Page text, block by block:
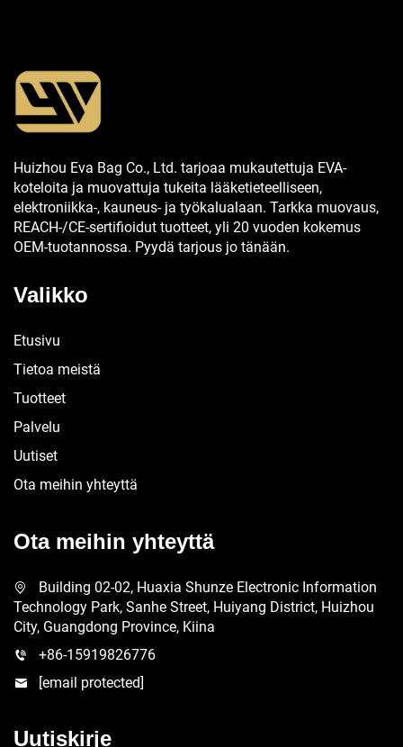
Huizhou Eva Bag Co., Ltd. tarjoaa mukautettuja EVA-
koteloita ja muovattuja tukeita lääketieteelliseen,
elektroniikka-, kauneus- ja työkalualaan. Tarkka muovaus,
REACH-/CE-sertifioidut tuotteet, yli 20 vuoden kokemus
OEM-tuotannossa. Pyydä tarjous jo tänään.
Valikko
Etusivu
Tietoa meistä
Tuotteet
Palvelu
Uutiset
Ota meihin yhteyttä
Ota meihin yhteyttä
Building 02-02, Huaxia Shunze Electronic Information
Technology Park, Sanhe Street, Huiyang District, Huizhou
City, Guangdong Province, Kiina
+86-15919826776
[email protected]
Uutiskirje